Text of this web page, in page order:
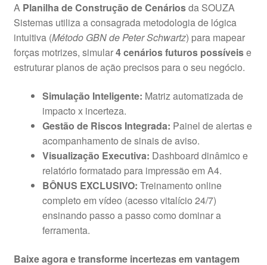
A Planilha de Construção de Cenáriosda SOUZA
Sistemas utiliza a consagrada metodologia de lógica
intuitiva (Método GBN de Peter Schwartz) para mapear
forças motrizes, simular4 cenários futuros possíveise
estruturar planos de ação precisos para o seu negócio.
Simulação Inteligente: Matriz automatizada de
impacto x incerteza.
Gestão de Riscos Integrada: Painel de alertas e
acompanhamento de sinais de aviso.
Visualização Executiva: Dashboard dinâmico e
relatório formatado para impressão em A4.
BÔNUS EXCLUSIVO: Treinamento online
completo em vídeo (acesso vitalício 24/7)
ensinando passo a passo como dominar a
ferramenta.
Baixe agora e transforme incertezas em vantagem